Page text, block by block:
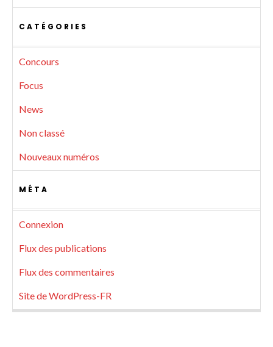
CATÉGORIES
Concours
Focus
News
Non classé
Nouveaux numéros
MÉTA
Connexion
Flux des publications
Flux des commentaires
Site de WordPress-FR